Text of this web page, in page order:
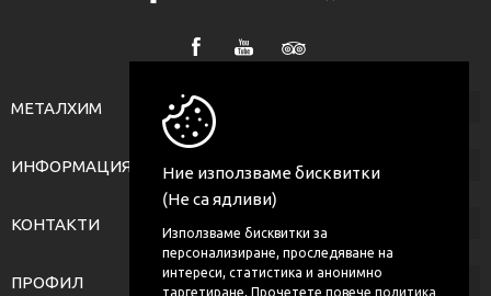
Ние използваме бисквитки
(Не са ядливи)
Използваме бисквитки за
персонализиране, проследяване на
интереси, статистика и анонимно
таргетиране. Прочетете повече политика
МЕТАЛХИМ
ИНФОРМАЦИЯ
КОНТАКТИ
ПРОФИЛ